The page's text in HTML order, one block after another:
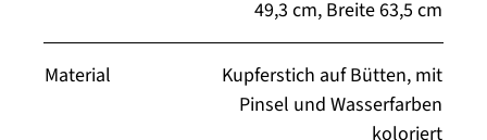
49,3 cm, Breite 63,5 cm
Material
Kupferstich auf Bütten, mit
Pinsel und Wasserfarben
koloriert